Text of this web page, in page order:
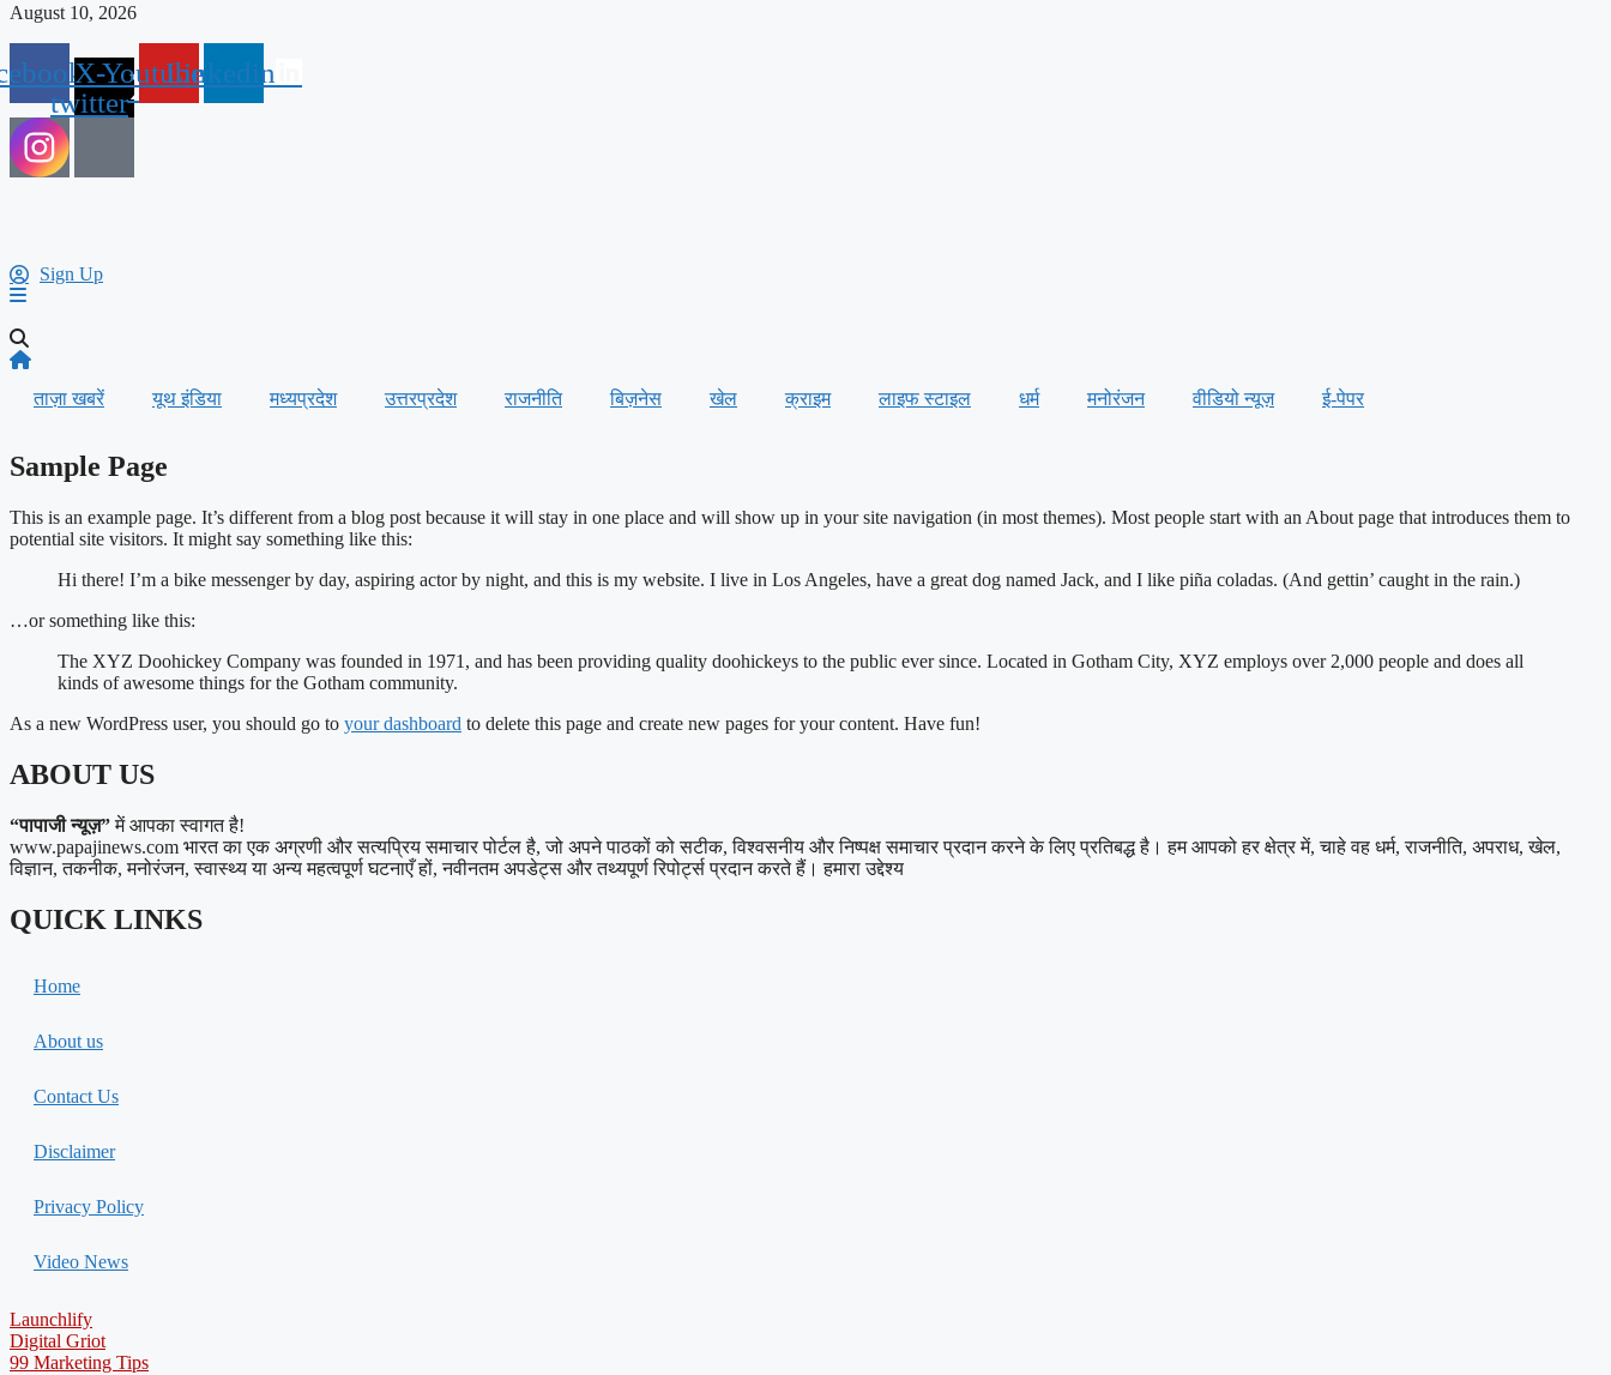
August 10, 2026
X-
twitter
YoutubeLinkedin
Sign Up
ताज़ा खबरें यूथ इंडिया मध्यप्रदेश उत्तरप्रदेश राजनीति बिज़नेस खेल क्राइम लाइफ स्टाइल धर्म मनोरंजन वीडियो न्यूज़ ई-पेपर
Sample Page
This is an example page. It’s different from a blog post because it will stay in one place and will show up in your site navigation (in most themes). Most people start with an About page that introduces them to
potential site visitors. It might say something like this:
Hi there! I’m a bike messenger by day, aspiring actor by night, and this is my website. I live in Los Angeles, have a great dog named Jack, and I like piña coladas. (And gettin’ caught in the rain.)
…or something like this:
The XYZ Doohickey Company was founded in 1971, and has been providing quality doohickeys to the public ever since. Located in Gotham City, XYZ employs over 2,000 people and does all
kinds of awesome things for the Gotham community.
As a new WordPress user, you should go to your dashboard to delete this page and create new pages for your content. Have fun!
ABOUT US
“पापाजी न्यूज़”में आपका स्वागत है!
www.papajinews.com भारत का एक अग्रणी और सत्यप्रिय समाचार पोर्टल है, जो अपने पाठकों को सटीक, विश्वसनीय और निष्पक्ष समाचार प्रदान करने के लिए प्रतिबद्ध है। हम आपको हर क्षेत्र में, चाहे वह धर्म, राजनीति, अपराध, खेल,
विज्ञान, तकनीक, मनोरंजन, स्वास्थ्य या अन्य महत्वपूर्ण घटनाएँ हों, नवीनतम अपडेट्स और तथ्यपूर्ण रिपोर्ट्स प्रदान करते हैं। हमारा उद्देश्य
QUICK LINKS
Home
About us
Contact Us
Disclaimer
Privacy Policy
Video News
Launchlify
Digital Griot
99 Marketing Tips